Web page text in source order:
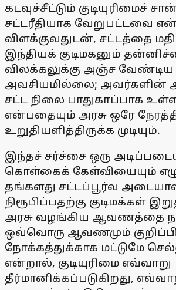
கடவுச்சீட்டும் குடியுரிமைச்
சட்டரீதியாக வேறுபட்டவை
விளக்குவதுடன், சட்டத்தை
இந்தியக் குடிமகனும்
விலக்கலுக்கு அஞ்ச வேண்டிய
அவசியமில்லை; அவர்களின்
சட்ட நிலை பாதுகாப்பாக
என்பதையும் அரசு ஒரே
உறுதியளித்திருக்க முடியும்.
இந்தச் சர்ச்சை ஒரு
கொள்கைக் கேள்வியையும்
தங்களது சட்டப்பூர்வ
நிரூபிப்பதற்கு குடிமக்கள்
அரசு வழங்கிய ஆவணத்தை
ஒவ்வொரு ஆவணமும்
நோக்கத்துக்காக மட்டுமே
என்றால், குடியுரிமை எவ்வாறு
தீர்மானிக்கப்படுகிறது,